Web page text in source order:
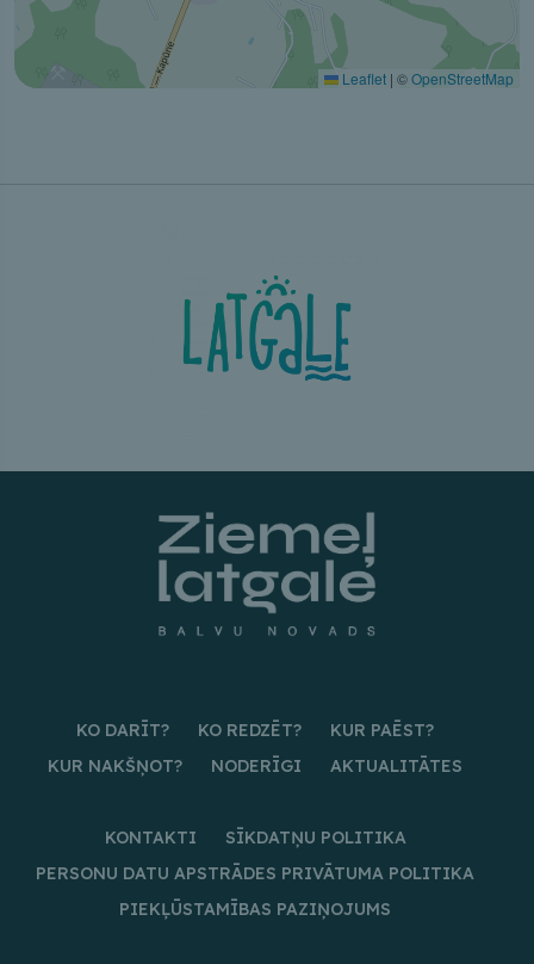
Leaflet | ©OpenStreetMap
KO DARĪT? KO REDZĒT?
KUR PAĒST?
KUR NAKŠŅOT?
NODERĪGI AKTUALITĀTES
KONTAKTI
SĪKDATŅU POLITIKA
PERSONU DATU APSTRĀDES PRIVĀTUMA POLITIKA
PIEKĻŪSTAMĪBAS PAZIŅOJUMS